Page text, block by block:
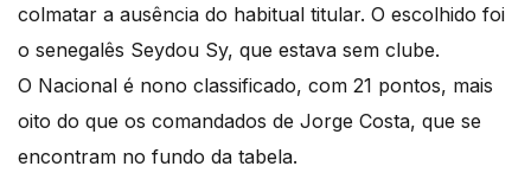
colmatar a ausência do habitual titular. O escolhido foi
o senegalês Seydou Sy, que estava sem clube.
O Nacional é nono classificado, com 21 pontos, mais
oito do que os comandados de Jorge Costa, que se
encontram no fundo da tabela.